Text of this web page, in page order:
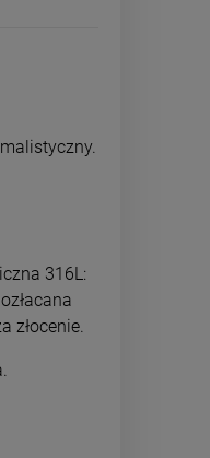
316L:
złocenie.